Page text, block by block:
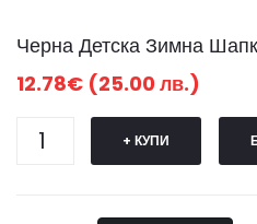
Черна Детска Зимна
12.78€ (25.00 лв.)
+ КУПИ